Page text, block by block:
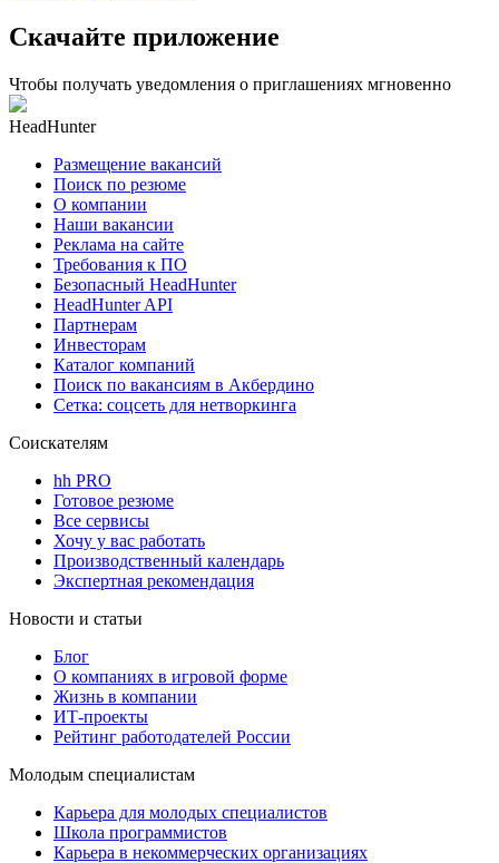
Скачайте приложение
Чтобы получать уведомления о приглашениях мгновенно
HeadHunter
Размещение вакансий
Поиск по резюме
О компании
Наши вакансии
Реклама на сайте
Требования к ПО
Безопасный HeadHunter
HeadHunter API
Партнерам
Инвесторам
Каталог компаний
Поиск по вакансиям в Акбердино
Сетка: соцсеть для нетворкинга
Соискателям
hh PRO
Готовое резюме
Все сервисы
Хочу у вас работать
Производственный календарь
Экспертная рекомендация
Новости и статьи
Блог
О компаниях в игровой форме
Жизнь в компании
ИТ-проекты
Рейтинг работодателей России
Молодым специалистам
Карьера для молодых специалистов
Школа программистов
Карьера в некоммерческих организациях